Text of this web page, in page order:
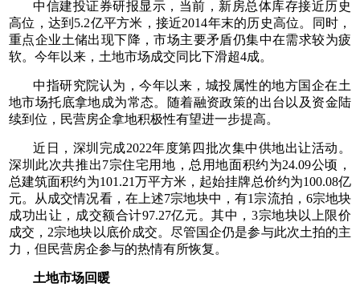
中信建投证券研报显示，当前，新房总体库存接近历史
高位，达到5.2亿平方米，接近2014年末的历史高位。同时，
重点企业土储出现下降，市场主要矛盾仍集中在需求较为疲
软。今年以来，土地市场成交同比下滑超4成。
中指研究院认为，今年以来，城投属性的地方国企在土
地市场托底拿地成为常态。随着融资政策的出台以及资金陆
续到位，民营房企拿地积极性有望进一步提高。
近日，深圳完成2022年度第四批次集中供地出让活动。
深圳此次共推出7宗住宅用地，总用地面积约为24.09公顷，
总建筑面积约为101.21万平方米，起始挂牌总价约为100.08亿
元。从成交情况看，在上述7宗地块中，有1宗流拍，6宗地块
成功出让，成交额合计97.27亿元。其中，3宗地块以上限价
成交，2宗地块以底价成交。尽管国企仍是参与此次土拍的主
力，但民营房企参与的热情有所恢复。
土地市场回暖